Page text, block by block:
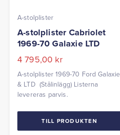
A-stolplister
A-stolplister Cabriolet
1969-70 Galaxie LTD
4 795,00 kr
A-stolplister 1969-70 Ford Galaxie
& LTD (Stålinlägg) Listerna
levereras parvis.
TILL PRODUKTEN